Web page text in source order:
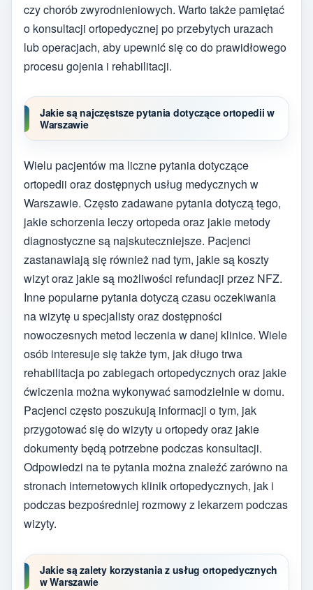
czy chorób zwyrodnieniowych. Warto także pamiętać
o konsultacji ortopedycznej po przebytych urazach
lub operacjach, aby upewnić się co do prawidłowego
procesu gojenia i rehabilitacji.
Jakie są najczęstsze pytania dotyczące ortopedii w
Warszawie
Wielu pacjentów ma liczne pytania dotyczące
ortopedii oraz dostępnych usług medycznych w
Warszawie. Często zadawane pytania dotyczą tego,
jakie schorzenia leczy ortopeda oraz jakie metody
diagnostyczne są najskuteczniejsze. Pacjenci
zastanawiają się również nad tym, jakie są koszty
wizyt oraz jakie są możliwości refundacji przez NFZ.
Inne popularne pytania dotyczą czasu oczekiwania
na wizytę u specjalisty oraz dostępności
nowoczesnych metod leczenia w danej klinice. Wiele
osób interesuje się także tym, jak długo trwa
rehabilitacja po zabiegach ortopedycznych oraz jakie
ćwiczenia można wykonywać samodzielnie w domu.
Pacjenci często poszukują informacji o tym, jak
przygotować się do wizyty u ortopedy oraz jakie
dokumenty będą potrzebne podczas konsultacji.
Odpowiedzi na te pytania można znaleźć zarówno na
stronach internetowych klinik ortopedycznych, jak i
podczas bezpośredniej rozmowy z lekarzem podczas
wizyty.
Jakie są zalety korzystania z usług ortopedycznych
w Warszawie